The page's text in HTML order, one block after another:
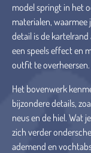
model springt in het
materialen, waarmee
detail is de
een speels effect en
outfit te overheersen.
Het bovenwerk
bijzondere details,
neus en de hiel. Wat
zich verder
ademend en